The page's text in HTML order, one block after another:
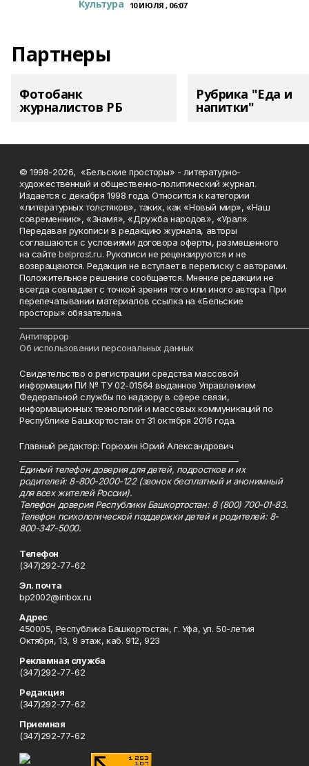
Культура 10 ИЮЛЯ , 06:07
Партнеры
Фотобанк
журналистов РБ
Рубрика "Еда и
напитки"
© 1998-2026, «Бельские просторы» - литературно-
художественный и общественно-политический журнал.
Издается с декабря 1998 года. Относится к категории
«литературных толстяков», таких, как «Новый мир», «Наш
современник», «Знамя», «Дружба народов», «Урал».
Передавая рукописи в редакцию журнала, авторы
соглашаются с условиями договора оферты, размещенного
на сайтеbelprost.ru. Рукописи не рецензируются и не
возвращаются. Редакция не вступает в переписку с авторами.
Положительное решение сообщается. Мнение редакции не
всегда совпадает с точкой зрения того или иного автора. При
перепечатывании материалов ссылка на «Бельские
просторы» обязательна.
Антитеррор
Об использовании персональных данных
Свидетельство о регистрации средства массовой
информации ПИ № ТУ 02-01564 выданное Управлением
Федеральной службы по надзору в сфере связи,
информационных технологий и массовых коммуникаций по
Республике Башкортостан от 31 октября 2016 года.
Главный редактор: Горюхин Юрий Александрович
Единый телефон доверия для детей, подростков и их
родителей: 8-800-2000-122 (звонок бесплатный и анонимный
для всех жителей России).
Телефон доверия Республики Башкортостан: 8 (800) 700-01-83.
Телефон психологической поддержки детей и родителей: 8-
800-347-5000.
Телефон
(347)292-77-62
Эл. почта
bp2002@inbox.ru
Адрес
450005, Республика Башкортостан, г. Уфа, ул. 50-летия
Октября, 13, 9 этаж, каб. 912, 923
Рекламная служба
(347)292-77-62
Редакция
(347)292-77-62
Приемная
(347)292-77-62